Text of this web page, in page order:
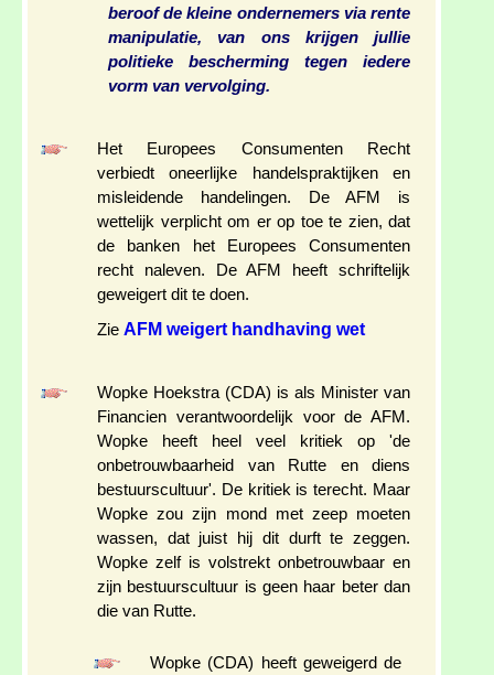
beroof de kleine ondernemers via rente
manipulatie, van ons krijgen jullie
politieke bescherming tegen iedere
vorm van vervolging.
Het Europees Consumenten Recht
verbiedt oneerlijke handelspraktijken en
misleidende handelingen. De AFM is
wettelijk verplicht om er op toe te zien, dat
de banken het Europees Consumenten
recht naleven. De AFM heeft schriftelijk
geweigert dit te doen.
Zie AFM weigert handhaving wet
Wopke Hoekstra (CDA) is als Minister van
Financien verantwoordelijk voor de AFM.
Wopke heeft heel veel kritiek op 'de
onbetrouwbaarheid van Rutte en diens
bestuurscultuur'. De kritiek is terecht. Maar
Wopke zou zijn mond met zeep moeten
wassen, dat juist hij dit durft te zeggen.
Wopke zelf is volstrekt onbetrouwbaar en
zijn bestuurscultuur is geen haar beter dan
die van Rutte.
Wopke (CDA) heeft geweigerd de